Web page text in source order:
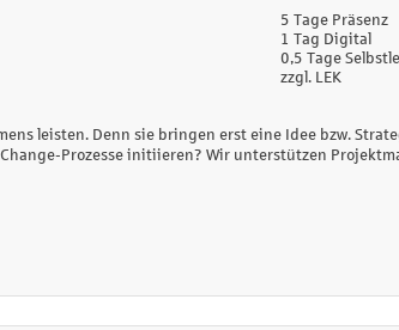
5 Tage Präsenz
1 Tag Digital
0,5 Tage
zzgl. LEK
leisten. Denn sie bringen erst eine Idee bzw.
Prozesse initiieren? Wir unterstützen